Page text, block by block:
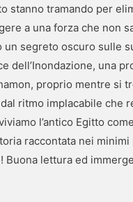
stanno tramando per
a una forza che non
segreto oscuro sulle
dell’Inondazione, una
proprio mentre si
ritmo implacabile che
l’antico Egitto
raccontata nei
Buona lettura ed